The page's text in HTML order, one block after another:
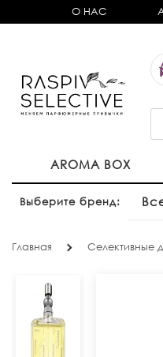
О НАС
AROMA BOX
Выберите бренд:
Главная Селективные